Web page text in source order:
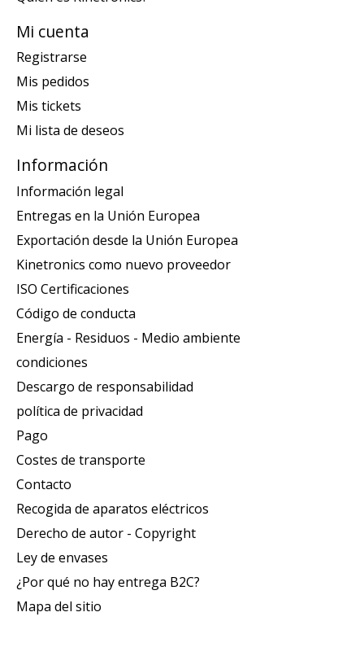
Mi cuenta
Registrarse
Mis pedidos
Mis tickets
Mi lista de deseos
Información
Información legal
Entregas en la Unión Europea
Exportación desde la Unión Europea
Kinetronics como nuevo proveedor
ISO Certificaciones
Código de conducta
Energía - Residuos - Medio ambiente
condiciones
Descargo de responsabilidad
política de privacidad
Pago
Costes de transporte
Contacto
Recogida de aparatos eléctricos
Derecho de autor - Copyright
Ley de envases
¿Por qué no hay entrega B2C?
Mapa del sitio